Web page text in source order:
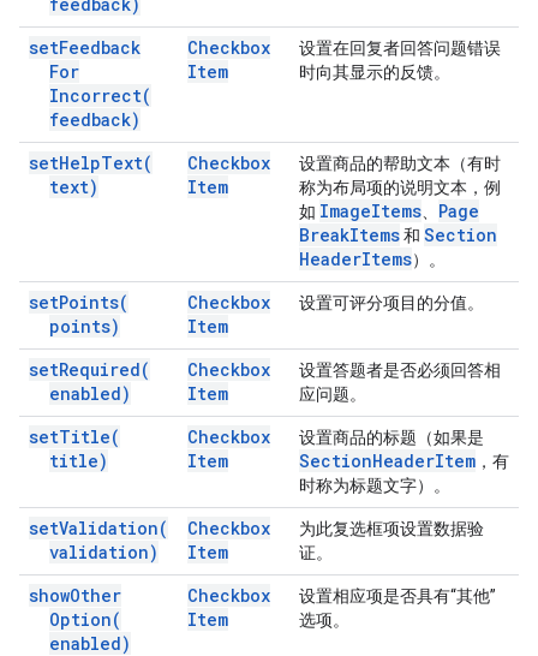
setFeedback
For
Incorrect(
feedback)
Checkbox
Item
设置在回复者回答问题错误
时向其显示的反馈。
setHelpText(
text)
Checkbox
Item
设置商品的帮助文本（有时
称为布局项的说明文本，例
如 ImageItems
Page
BreakItems和 Section
HeaderItems）。
setPoints(
points)
Checkbox
Item
设置可评分项目的分值。
setRequired(
enabled)
Checkbox
Item
设置答题者是否必须回答相
应问题。
setTitle(
title)
Checkbox
Item
设置商品的标题（如果是
SectionHeaderItem ，有
时称为标题文字）。
setValidation(
validation)
Checkbox
Item
为此复选框项设置数据验
证。
showOther
Option(
enabled)
Checkbox
Item
设置相应项是否具有“其他”
选项。